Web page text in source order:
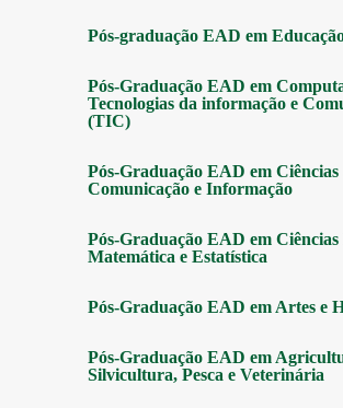
Pós-graduação EAD em
Pós-Graduação EAD em
Tecnologias da informação e
(TIC)
Pós-Graduação EAD em Ciências
Comunicação e Informação
Pós-Graduação EAD em
Matemática e Estatística
Pós-Graduação EAD em Artes e
Pós-Graduação EAD em
Silvicultura, Pesca e Veterinária